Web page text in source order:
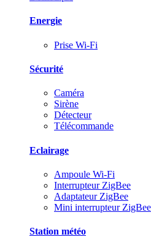
Energie
Prise Wi-Fi
Sécurité
Caméra
Sirène
Détecteur
Télécommande
Eclairage
Ampoule Wi-Fi
Interrupteur ZigBee
Adaptateur ZigBee
Mini interrupteur ZigBee
Station météo